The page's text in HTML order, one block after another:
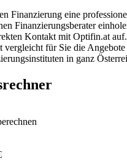
Finanzierung eine
Finanzierungsberater
Kontakt mit Optifin.at auf.
vergleicht für Sie die
in ganz